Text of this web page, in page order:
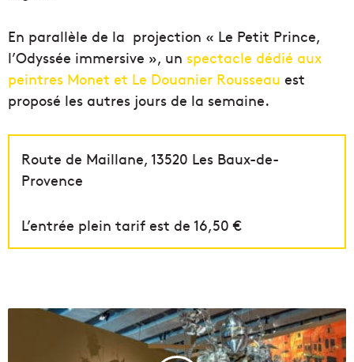
En parallèle de la projection « Le Petit Prince,
l’Odyssée immersive », un spectacle dédié aux
peintres Monet et Le Douanier Rousseau est
proposé les autres jours de la semaine.
Route de Maillane, 13520 Les Baux-de-
Provence
L’entrée plein tarif est de 16,50 €